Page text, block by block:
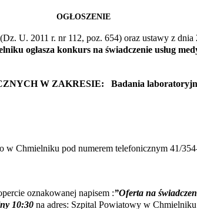
OGŁOSZENIE
U. 2011 r. nr 112, poz. 654) oraz ustawy z
ogłasza konkurs na świadczenie usług
W ZAKRESIE: Badania
w Chmielniku pod numerem telefonicznym 41/
oznakowanej napisem :”Oferta na
10:30 na adres: Szpital Powiatowy w